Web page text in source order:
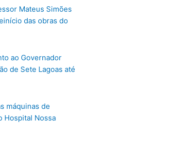
Mateus Simões
das obras do
ao Governador
de Sete Lagoas até
máquinas de
Hospital Nossa